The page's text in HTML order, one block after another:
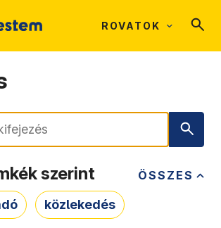
ROVATOK
ÖSSZES
szerint
közlekedés